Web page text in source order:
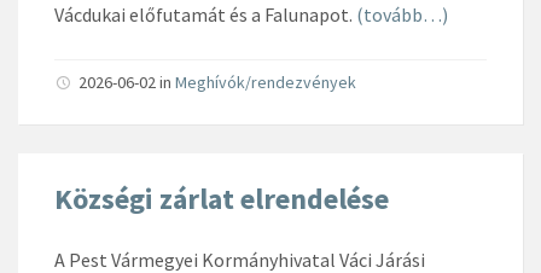
Vácdukai előfutamát és a Falunapot. (tovább…)
2026-06-02in Meghívók/rendezvények
Községi zárlat elrendelése
A Pest Vármegyei Kormányhivatal Váci Járási